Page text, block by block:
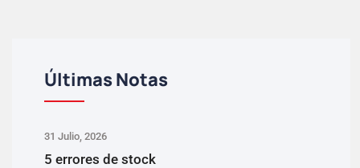
Últimas Notas
31 Julio, 2026
5 errores de stock